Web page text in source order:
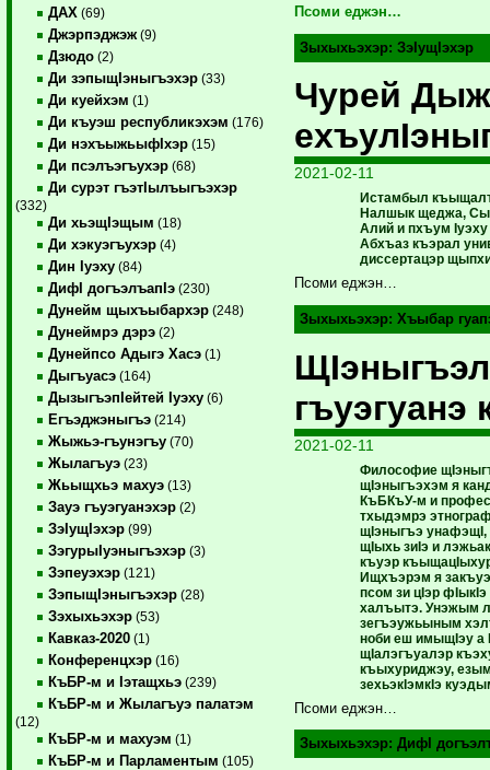
ДАХ (69)
Джэрпэджэж (9)
Дзюдо (2)
Ди зэпыщIэныгъэхэр (33)
Ди куейхэм (1)
Ди къуэш республикэхэм (176)
Ди нэхъыжьыфIхэр (15)
Ди псэлъэгъухэр (68)
Ди сурэт гъэтIылъыгъэхэр
(332)
Ди хьэщIэщым (18)
Ди хэкуэгъухэр (4)
Дин Iуэху (84)
ДифI догъэлъапIэ (230)
Дунейм щыхъыбархэр (248)
Дунеймрэ дэрэ (2)
Дунейпсо Адыгэ Хасэ (1)
Дыгъуасэ (164)
ДызыгъэпIейтей Iуэху (6)
Егъэджэныгъэ (214)
Жыжьэ-гъунэгъу (70)
Жылагъуэ (23)
Жьыщхьэ махуэ (13)
Зауэ гъуэгуанэхэр (2)
ЗэIущIэхэр (99)
ЗэгурыIуэныгъэхэр (3)
Зэпеуэхэр (121)
ЗэпыщIэныгъэхэр (28)
Зэхыхьэхэр (53)
Кавказ-2020 (1)
Конференцхэр (16)
КъБР-м и Iэтащхьэ (239)
КъБР-м и Жылагъуэ палатэм
(12)
КъБР-м и махуэм (1)
КъБР-м и Парламентым (105)
Псоми еджэн…
Зыхыхьэхэр: ЗэIущIэхэр
Чурей
2021-02-11
Истамбыл
Налшык щеджа,
Алий и пхъум
Абхъаз къэрал
диссертацэр
Псоми еджэн…
Зыхыхьэхэр: Хъыбар
2021-02-11
Философие
щIэныгъэхэм я
КъБКъУ-м и
тхыдэмрэ
щIэныгъэ
щIыхь зиIэ и
къуэр
Ищхъэрэм я
псом зи цIэр
халъытэ. Унэжым
зегъэужьыным
ноби еш имыщIэу а
щIалэгъуалэр
къыхуриджэу,
зехьэкIэмкIэ
Псоми еджэн…
Зыхыхьэхэр: ДифI